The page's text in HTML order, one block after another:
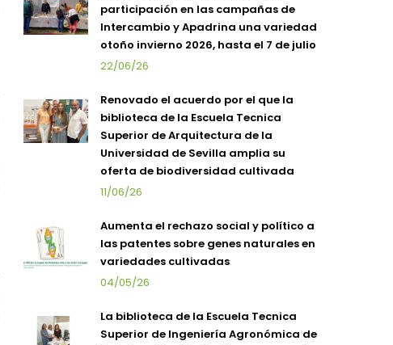
participación en las campañas de
Intercambio y Apadrina una variedad
otoño invierno 2026, hasta el 7 de julio
22/06/26
Renovado el acuerdo por el que la
biblioteca de la Escuela Tecnica
Superior de Arquitectura de la
Universidad de Sevilla amplia su
oferta de biodiversidad cultivada
11/06/26
Aumenta el rechazo social y político a
las patentes sobre genes naturales en
variedades cultivadas
04/05/26
La biblioteca de la Escuela Tecnica
Superior de Ingeniería Agronómica de